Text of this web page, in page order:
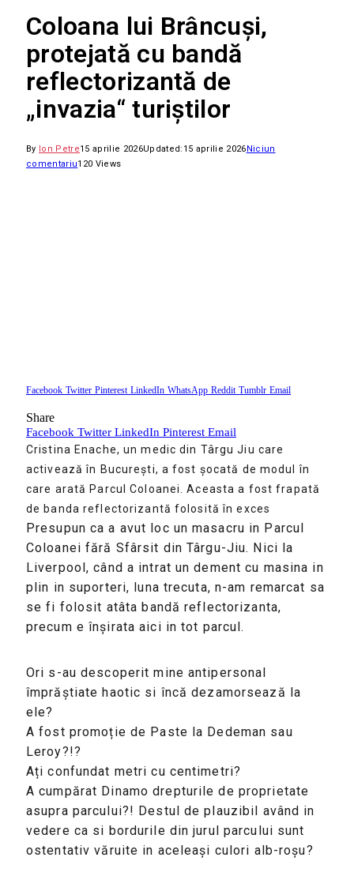
Coloana lui Brâncuși,
protejată cu bandă
reflectorizantă de
„invazia“ turiștilor
By Ion Petre15 aprilie 2026Updated: 15 aprilie 2026Niciun
comentariu120 Views
Facebook Twitter Pinterest LinkedIn WhatsApp Reddit Tumblr Email
Share
Facebook Twitter LinkedIn Pinterest Email
Cristina Enache, un medic din Târgu Jiu care
activează în București, a fost șocată de modul în
care arată Parcul Coloanei. Aceasta a fost frapată
de banda reflectorizantă folosită în exces
Presupun ca a avut loc un masacru in Parcul
Coloanei fără Sfârsit din Târgu-Jiu. Nici la
Liverpool, când a intrat un dement cu masina in
plin in suporteri, luna trecuta, n-am remarcat sa
se fi folosit atâta bandă reflectorizanta,
precum e înșirata aici in tot parcul.
Ori s-au descoperit mine antipersonal
împrăștiate haotic si încă dezamorsează la
ele?
A fost promoție de Paste la Dedeman sau
Leroy?!?
Ați confundat metri cu centimetri?
A cumpărat Dinamo drepturile de proprietate
asupra parcului?! Destul de plauzibil având in
vedere ca si bordurile din jurul parcului sunt
ostentativ văruite in aceleași culori alb-roșu?